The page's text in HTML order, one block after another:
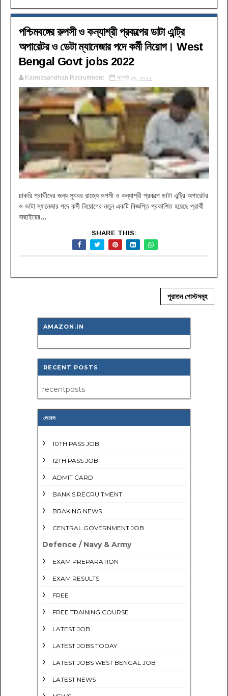
পশ্চিমবঙ্গের রুপসী ও কন্যাশ্রী প্রকল্পের ডাটা এন্ট্রি
অপারেটর ও ডেটা ম্যানেজার পদে কর্মী নিয়োগ। West
Bengal Govt jobs 2022
Karmasandhan Recruitment আগস্ট ১৬, ২০২২
চাকরি প্রার্থীদের জন্য সুখবর রাজ্যে রূপসী ও কন্যাশ্রী প্রকল্পে ডাটা এন্ট্রি অপারেটর
ও ডাটা ম্যানেজার পদে কর্মী নিয়োগের নতুন একটি বিজ্ঞপ্তি প্রকাশিত হয়েছে প্রার্থী
বাছাইয়ের...
SHARE THIS:
পুরাতন পোস্টসমূহ
AMAZON.IN
RECENT POSTS
recentposts
লেবেল
10TH PASS JOB
12TH PASS JOB
ADMIT CARD
BANK'S RECRUITMENT
BRAKING NEWS
CENTRAL GOVERNMENT JOB
Defence / Navy & Army
EXAM PREPARATION
EXAM RESULTS
FREE
FREE TRAINING COURSE
LATEST JOB
LATEST JOBS TODAY
LATEST JOBS WEST BENGAL JOB
LATEST NEWS